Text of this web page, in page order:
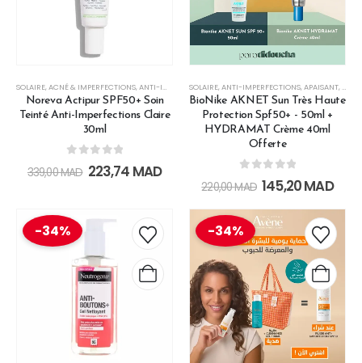
SOLAIRE,ACNÉ & IMPERFECTIONS,ANTI-IMPERFECTIONS ,HAUTE PROTECTION,LES SOINS
Noreva Actipur SPF50+ Soin
Teinté Anti-Imperfections Claire
30ml
out of 5
339,00MAD 223,74 MAD
SOLAIRE,ANTI-IMPERFECTIONS,APAISANT,
BioNike AKNET Sun Très Haute
Protection Spf50+ - 50ml +
HYDRAMAT Crème 40ml
Offerte
out of 5
220,00MAD 145,20MAD
-34% -34%